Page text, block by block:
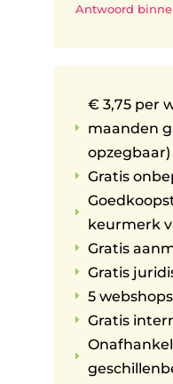
Antwoord
E
€ 3,75 per
maanden
opzegbaar)
E Gratis
E
keurmerk
E Gratis
E Gratis
E 5
E Gratis
E